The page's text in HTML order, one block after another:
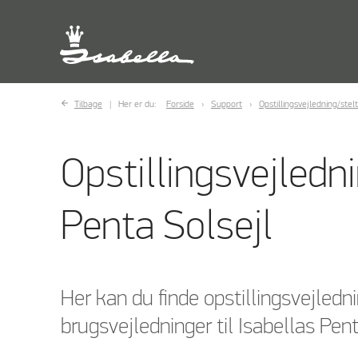
Tilbage Her er du: Forside Support Opstillingsvejledning/
Penta Solsejl
Her kan du finde
brugsvejledninger til Isabellas